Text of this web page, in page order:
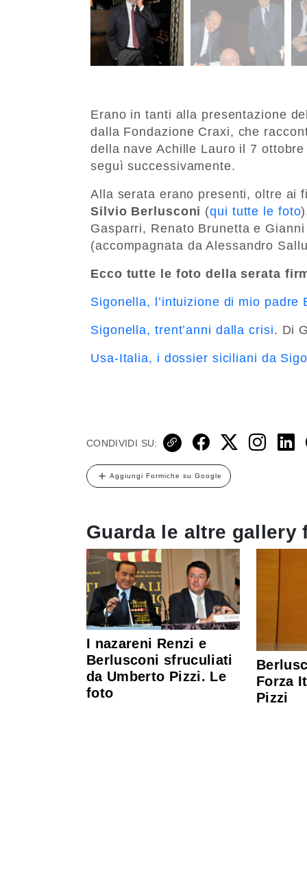
Erano in tanti alla presentazione
dalla Fondazione Craxi, che
della nave Achille Lauro il 7
seguì successivamente.
Alla serata erano presenti, oltre ai
Silvio Berlusconi (qui tutte le foto
Gasparri, Renato Brunetta e
(accompagnata da Alessandro
Ecco tutte le foto della serata
Sigonella, l’intuizione di mio padre
Sigonella, trent’anni dalla crisi. Di
Usa-Italia, i dossier siciliani da
CONDIVIDI SU:
Aggiungi Formiche su Google
Guarda le altre gallery
I nazareni Renzi e
Berlusconi sfruculiati
da Umberto Pizzi. Le
foto
Forza
Pizzi